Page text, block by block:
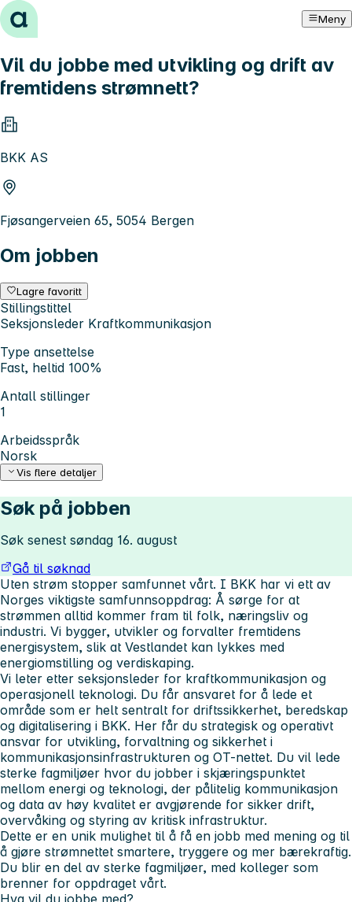
Hopp til innhold Meny
Vil du jobbe med utvikling og drift av
fremtidens strømnett?
BKK AS
Fjøsangerveien 65, 5054 Bergen
Om jobben
Lagre favoritt
Stillingstittel
Seksjonsleder Kraftkommunikasjon
Type ansettelse
Fast, heltid 100%
Antall stillinger
1
Arbeidsspråk
Norsk
Vis flere detaljer
Søk på jobben
Søk senest søndag 16. august
Gå til søknad
Uten strøm stopper samfunnet vårt. I BKK har vi ett av
Norges viktigste samfunnsoppdrag: Å sørge for at
strømmen alltid kommer fram til folk, næringsliv og
industri. Vi bygger, utvikler og forvalter fremtidens
energisystem, slik at Vestlandet kan lykkes med
energiomstilling og verdiskaping.
Vi leter etter seksjonsleder for kraftkommunikasjon og
operasjonell teknologi. Du får ansvaret for å lede et
område som er helt sentralt for driftssikkerhet, beredskap
og digitalisering i BKK. Her får du strategisk og operativt
ansvar for utvikling, forvaltning og sikkerhet i
kommunikasjonsinfrastrukturen og OT-nettet. Du vil lede
sterke fagmiljøer hvor du jobber i skjæringspunktet
mellom energi og teknologi, der pålitelig kommunikasjon
og data av høy kvalitet er avgjørende for sikker drift,
overvåking og styring av kritisk infrastruktur.
Dette er en unik mulighet til å få en jobb med mening og til
å gjøre strømnettet smartere, tryggere og mer bærekraftig.
Du blir en del av sterke fagmiljøer, med kolleger som
brenner for oppdraget vårt.